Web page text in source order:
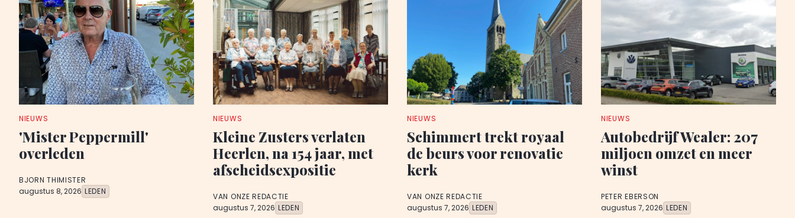
NIEUWS
'Mister Peppermill'
overleden
BJORN THIMISTER
augustus 8, 2026 LEDEN
NIEUWS
Kleine Zusters verlaten
Heerlen, na 154 jaar, met
afscheidsexpositie
VAN ONZE REDACTIE
augustus 7, 2026 LEDEN
NIEUWS
Schimmert trekt royaal
de beurs voor renovatie
kerk
VAN ONZE REDACTIE
augustus 7, 2026 LEDEN
NIEUWS
Autobedrijf Wealer: 207
miljoen omzet en meer
winst
PETER EBERSON
augustus 7, 2026 LEDEN